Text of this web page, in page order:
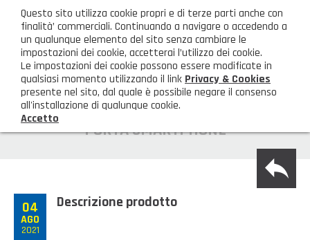
AREA CLIENTI
HOME
GAMMA PRODOTTI
Illuminazione
PRODOTTI NOVITÀ
PORTA SMARTPHONE
04
AGO
2021
Descrizione prodotto
Questo sito utilizza cookie propri e di terze parti anche con
finalità’ commerciali. Continuando a navigare o accedendo a
un qualunque elemento del sito senza cambiare le
impostazioni dei cookie, accetterai l’utilizzo dei cookie.
Le impostazioni dei cookie possono essere modificate in
qualsiasi momento utilizzando il link Privacy & Cookies
presente nel sito, dal quale è possibile negare il consenso
all'installazione di qualunque cookie.
Accetto